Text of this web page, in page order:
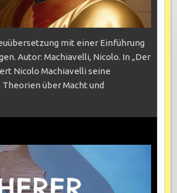
mit einer Einführung
Autor: Machiavelli, Nicolo. In „Der
Nicolo Machiavelli seine
über Macht und